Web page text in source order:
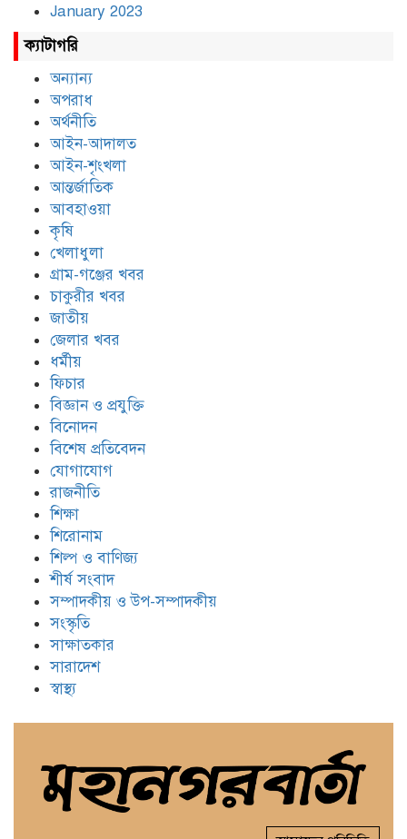
January 2023
ক্যাটাগরি
অন্যান্য
অপরাধ
অর্থনীতি
আইন-আদালত
আইন-শৃংখলা
আন্তর্জাতিক
আবহাওয়া
কৃষি
খেলাধুলা
গ্রাম-গঞ্জের খবর
চাকুরীর খবর
জাতীয়
জেলার খবর
ধর্মীয়
ফিচার
বিজ্ঞান ও প্রযুক্তি
বিনোদন
বিশেষ প্রতিবেদন
যোগাযোগ
রাজনীতি
শিক্ষা
শিরোনাম
শিল্প ও বাণিজ্য
শীর্ষ সংবাদ
সম্পাদকীয় ও উপ-সম্পাদকীয়
সংস্কৃতি
সাক্ষাতকার
সারাদেশ
স্বাস্থ্য